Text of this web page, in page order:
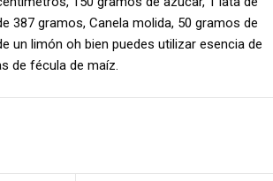
387 gramos, Canela molida, 50 gramos de
un limón oh bien puedes utilizar esencia de
de fécula de maíz.